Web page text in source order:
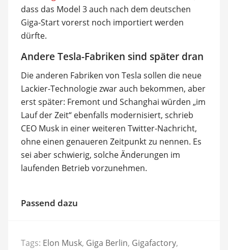
dass das Model 3 auch nach dem deutschen
Giga-Start vorerst noch importiert werden
dürfte.
Andere Tesla-Fabriken sind später dran
Die anderen Fabriken von Tesla sollen die neue
Lackier-Technologie zwar auch bekommen, aber
erst später: Fremont und Schanghai würden „im
Lauf der Zeit“ ebenfalls modernisiert, schrieb
CEO Musk in einer weiteren Twitter-Nachricht,
ohne einen genaueren Zeitpunkt zu nennen. Es
sei aber schwierig, solche Änderungen im
laufenden Betrieb vorzunehmen.
Passend dazu
Tags: Elon Musk, Giga Berlin, Gigafactory,